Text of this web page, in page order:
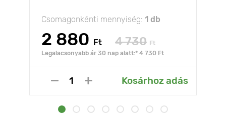
Csomagonkénti mennyiség: 1 db
2 880 Ft 4 730 Ft
Legalacsonyabb ár 30 nap alatt:* 4 730 Ft
Kosárhoz adás